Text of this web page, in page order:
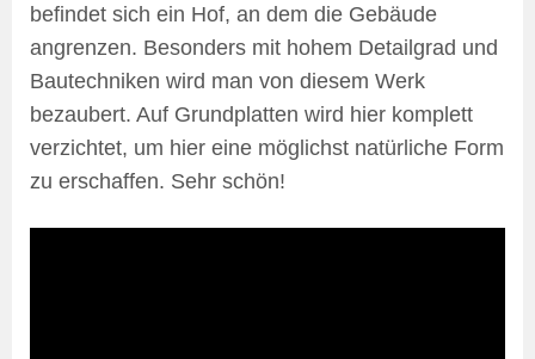
befindet sich ein Hof, an dem die Gebäude
angrenzen. Besonders mit hohem Detailgrad und
Bautechniken wird man von diesem Werk
bezaubert. Auf Grundplatten wird hier komplett
verzichtet, um hier eine möglichst natürliche Form
zu erschaffen. Sehr schön!